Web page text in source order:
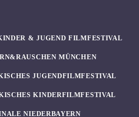
& JUGEND FILMFESTIVAL
MÜNCHEN
JUGENDFILMFESTIVAL
KINDERFILMFESTIVAL
NIEDERBAYERN